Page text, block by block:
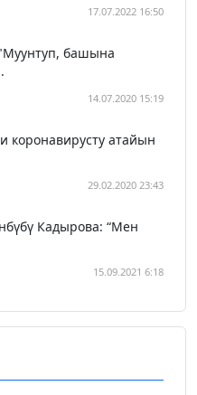
17.07.2022 16:50
башына
14.07.2020 15:19
коронавирусту атайын
29.02.2020 23:43
Кадырова: “Мен
15.09.2021 6:18